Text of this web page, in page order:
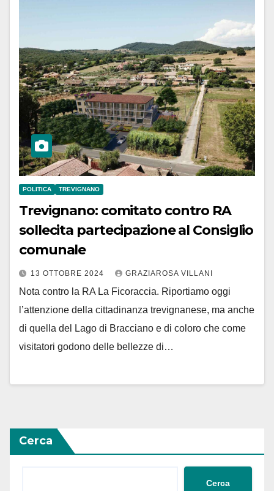
POLITICA TREVIGNANO
Trevignano: comitato contro RA
sollecita partecipazione al Consiglio
comunale
13 OTTOBRE 2024 GRAZIAROSA VILLANI
Nota contro la RA La Ficoraccia. Riportiamo oggi
l’attenzione della cittadinanza trevignanese, ma anche
di quella del Lago di Bracciano e di coloro che come
visitatori godono delle bellezze di…
Cerca
Cerca